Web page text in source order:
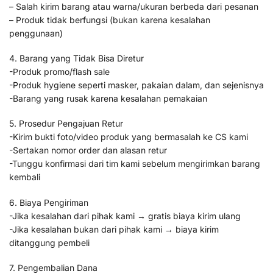
– Salah kirim barang atau warna/ukuran berbeda dari pesanan
– Produk tidak berfungsi (bukan karena kesalahan
penggunaan)
4. Barang yang Tidak Bisa Diretur
-Produk promo/flash sale
-Produk hygiene seperti masker, pakaian dalam, dan sejenisnya
-Barang yang rusak karena kesalahan pemakaian
5. Prosedur Pengajuan Retur
-Kirim bukti foto/video produk yang bermasalah ke CS kami
-Sertakan nomor order dan alasan retur
-Tunggu konfirmasi dari tim kami sebelum mengirimkan barang
kembali
6. Biaya Pengiriman
-Jika kesalahan dari pihak kami → gratis biaya kirim ulang
-Jika kesalahan bukan dari pihak kami → biaya kirim
ditanggung pembeli
7. Pengembalian Dana